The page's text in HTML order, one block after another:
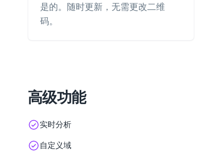
是的。随时更新，无需更改二维
码。
高级功能
实时分析
自定义域